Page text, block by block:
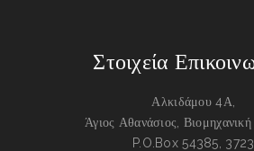
Στοιχεία
Αλκιδάμου 4Α,
Άγιος Αθανάσιος, Βιομηχανική
P.O.Box 54385, 3723